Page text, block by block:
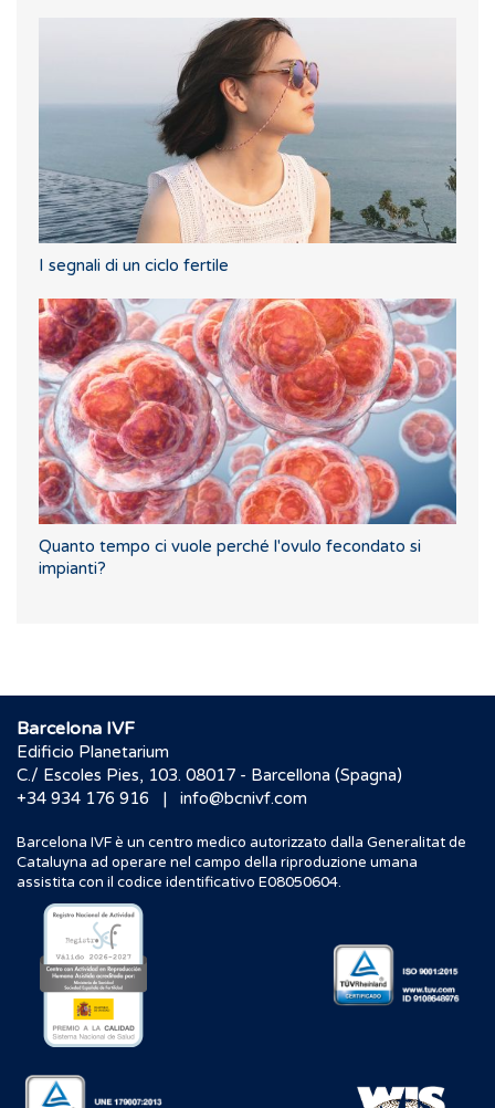
I segnali di un ciclo fertile
Quanto tempo ci vuole perché l'ovulo fecondato si
impianti?
Barcelona IVF
Edificio Planetarium
C./ Escoles Pies, 103. 08017 - Barcellona (Spagna)
+34 934 176 916
| info@bcnivf.com
Barcelona IVF è un centro medico autorizzato dalla Generalitat de
Cataluyna ad operare nel campo della riproduzione umana
assistita con il codice identificativo E08050604.